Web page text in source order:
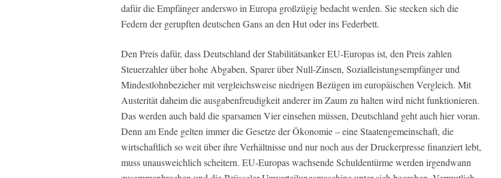
dafür die Empfänger anderswo in Europa großzügig bedacht werden. Sie stecken sich die
Federn der gerupften deutschen Gans an den Hut oder ins Federbett.
Den Preis dafür, dass Deutschland der Stabilitätsanker EU-Europas ist, den Preis zahlen
Steuerzahler über hohe Abgaben, Sparer über Null-Zinsen, Sozialleistungsempfänger und
Mindestlohnbezieher mit vergleichsweise niedrigen Bezügen im europäischen Vergleich. Mit
Austerität daheim die ausgabenfreudigkeit anderer im Zaum zu halten wird nicht funktionieren.
Das werden auch bald die sparsamen Vier einsehen müssen, Deutschland geht auch hier voran.
Denn am Ende gelten immer die Gesetze der Ökonomie – eine Staatengemeinschaft, die
wirtschaftlich so weit über ihre Verhältnisse und nur noch aus der Druckerpresse finanziert lebt,
muss unausweichlich scheitern. EU-Europas wachsende Schuldentürme werden irgendwann